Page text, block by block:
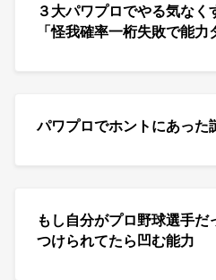
３大パワプロでやる気なく
「怪我確率一桁失敗で能力
パワプロでホントにあった
もし自分がプロ野球選手
つけられてたら凹む能力